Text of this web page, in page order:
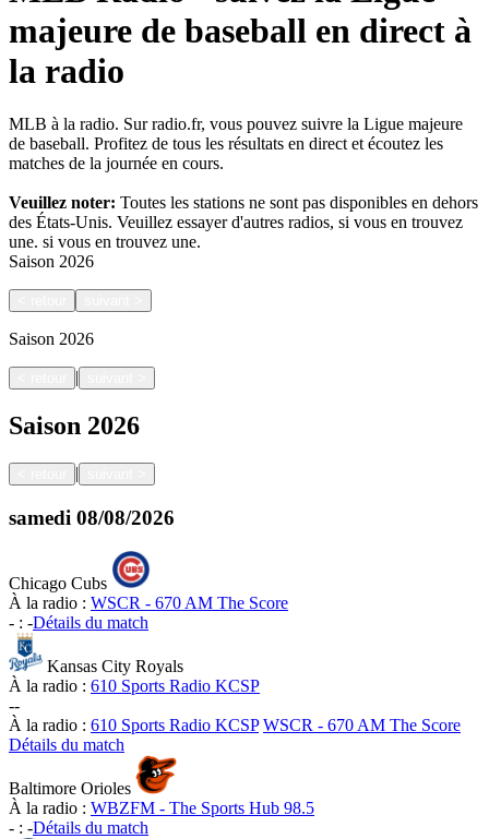
majeure de baseball en direct à
la radio
MLB à la radio. Sur radio.fr, vous pouvez suivre la Ligue majeure
de baseball. Profitez de tous les résultats en direct et écoutez les
matches de la journée en cours.
Veuillez noter: Toutes les stations ne sont pas disponibles en dehors
des États-Unis. Veuillez essayer d'autres radios, si vous en trouvez
une. si vous en trouvez une.
Saison 2026
Saison 2026
|
Saison 2026
|
samedi 08/08/2026
Chicago Cubs
À la radio : WSCR - 670 AM The Score
- : -Détails du match
Kansas City Royals
À la radio : 610 Sports Radio KCSP
--
À la radio : 610 Sports Radio KCSP WSCR - 670 AM The Score
Détails du match
Baltimore Orioles
À la radio : WBZFM - The Sports Hub 98.5
- : -Détails du match